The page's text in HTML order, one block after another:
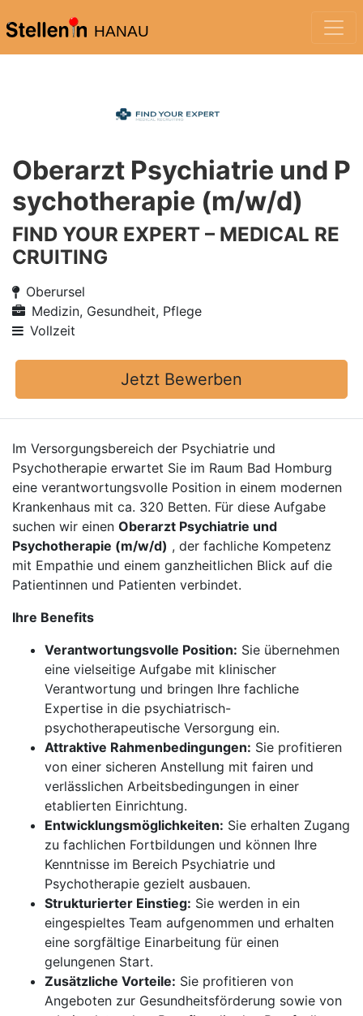
HANAU
Oberarzt Psychiatrie und P
sychotherapie (m/w/d)
FIND YOUR EXPERT – MEDICAL RE
CRUITING
Oberursel
Medizin, Gesundheit, Pflege
Vollzeit
Jetzt Bewerben
Im Versorgungsbereich der Psychiatrie und
Psychotherapie erwartet Sie im Raum Bad Homburg
eine verantwortungsvolle Position in einem modernen
Krankenhaus mit ca. 320 Betten. Für diese Aufgabe
suchen wir einen Oberarzt Psychiatrie und
Psychotherapie (m/w/d) , der fachliche Kompetenz
mit Empathie und einem ganzheitlichen Blick auf die
Patientinnen und Patienten verbindet.
Ihre Benefits
Verantwortungsvolle Position: Sie übernehmen
eine vielseitige Aufgabe mit klinischer
Verantwortung und bringen Ihre fachliche
Expertise in die psychiatrisch-
psychotherapeutische Versorgung ein.
Attraktive Rahmenbedingungen: Sie profitieren
von einer sicheren Anstellung mit fairen und
verlässlichen Arbeitsbedingungen in einer
etablierten Einrichtung.
Entwicklungsmöglichkeiten: Sie erhalten Zugang
zu fachlichen Fortbildungen und können Ihre
Kenntnisse im Bereich Psychiatrie und
Psychotherapie gezielt ausbauen.
Strukturierter Einstieg: Sie werden in ein
eingespieltes Team aufgenommen und erhalten
eine sorgfältige Einarbeitung für einen
gelungenen Start.
Zusätzliche Vorteile: Sie profitieren von
Angeboten zur Gesundheitsförderung sowie von